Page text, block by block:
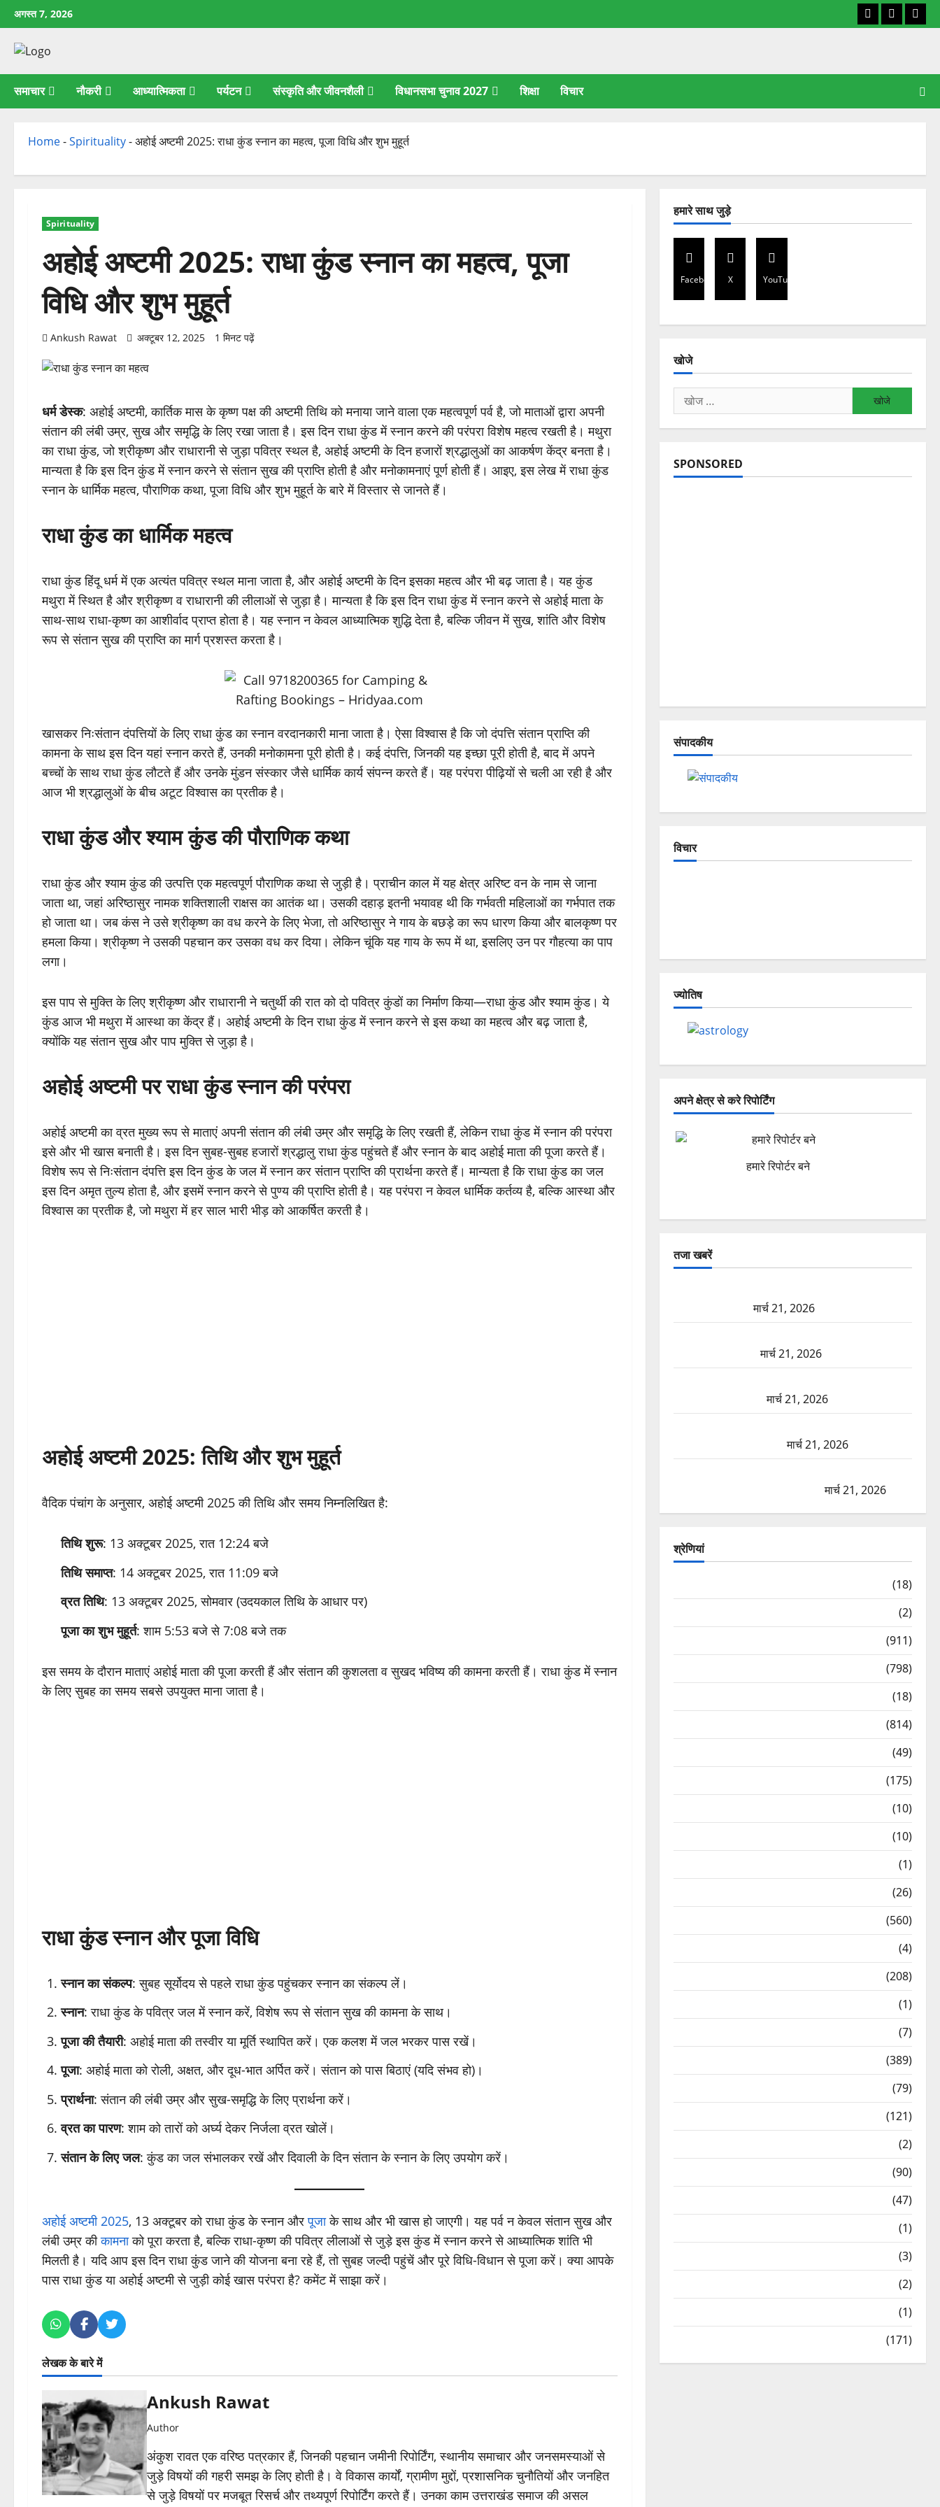
छोड़कर
सामग्री
अगस्त 7, 2026 Facebook
X
समाचार नौकरी आध्यात्मिकता पर्यटन संस्कृति और जीवनशैली विधानसभा चुनाव 2027 शिक्षा विचार
Home-Spirituality-अहोई अष्टमी 2025: राधा कुंड स्नान का महत्व, पूजा विधि और शुभ मुहूर्त
Spirituality
अहोई अष्टमी 2025: राधा कुंड स्नान का महत्व, पूजा
विधि और शुभ मुहूर्त
Ankush Rawat अक्टूबर 12, 2025 1 मिनट पढ़ें
धर्म डेस्क: अहोई अष्टमी, कार्तिक मास के कृष्ण पक्ष की अष्टमी तिथि को मनाया जाने वाला एक महत्वपूर्ण पर्व है, जो माताओं द्वारा अपनी
संतान की लंबी उम्र, सुख और समृद्धि के लिए रखा जाता है। इस दिन राधा कुंड में स्नान करने की परंपरा विशेष महत्व रखती है। मथुरा
का राधा कुंड, जो श्रीकृष्ण और राधारानी से जुड़ा पवित्र स्थल है, अहोई अष्टमी के दिन हजारों श्रद्धालुओं का आकर्षण केंद्र बनता है।
मान्यता है कि इस दिन कुंड में स्नान करने से संतान सुख की प्राप्ति होती है और मनोकामनाएं पूर्ण होती हैं। आइए, इस लेख में राधा कुंड
स्नान के धार्मिक महत्व, पौराणिक कथा, पूजा विधि और शुभ मुहूर्त के बारे में विस्तार से जानते हैं।
राधा कुंड का धार्मिक महत्व
राधा कुंड हिंदू धर्म में एक अत्यंत पवित्र स्थल माना जाता है, और अहोई अष्टमी के दिन इसका महत्व और भी बढ़ जाता है। यह कुंड
मथुरा में स्थित है और श्रीकृष्ण व राधारानी की लीलाओं से जुड़ा है। मान्यता है कि इस दिन राधा कुंड में स्नान करने से अहोई माता के
साथ-साथ राधा-कृष्ण का आशीर्वाद प्राप्त होता है। यह स्नान न केवल आध्यात्मिक शुद्धि देता है, बल्कि जीवन में सुख, शांति और विशेष
रूप से संतान सुख की प्राप्ति का मार्ग प्रशस्त करता है।
खासकर निःसंतान दंपत्तियों के लिए राधा कुंड का स्नान वरदानकारी माना जाता है। ऐसा विश्वास है कि जो दंपत्ति संतान प्राप्ति की
कामना के साथ इस दिन यहां स्नान करते हैं, उनकी मनोकामना पूरी होती है। कई दंपत्ति, जिनकी यह इच्छा पूरी होती है, बाद में अपने
बच्चों के साथ राधा कुंड लौटते हैं और उनके मुंडन संस्कार जैसे धार्मिक कार्य संपन्न करते हैं। यह परंपरा पीढ़ियों से चली आ रही है और
आज भी श्रद्धालुओं के बीच अटूट विश्वास का प्रतीक है।
राधा कुंड और श्याम कुंड की पौराणिक कथा
राधा कुंड और श्याम कुंड की उत्पत्ति एक महत्वपूर्ण पौराणिक कथा से जुड़ी है। प्राचीन काल में यह क्षेत्र अरिष्ट वन के नाम से जाना
जाता था, जहां अरिष्ठासुर नामक शक्तिशाली राक्षस का आतंक था। उसकी दहाड़ इतनी भयावह थी कि गर्भवती महिलाओं का गर्भपात तक
हो जाता था। जब कंस ने उसे श्रीकृष्ण का वध करने के लिए भेजा, तो अरिष्ठासुर ने गाय के बछड़े का रूप धारण किया और बालकृष्ण पर
हमला किया। श्रीकृष्ण ने उसकी पहचान कर उसका वध कर दिया। लेकिन चूंकि यह गाय के रूप में था, इसलिए उन पर गौहत्या का पाप
लगा।
इस पाप से मुक्ति के लिए श्रीकृष्ण और राधारानी ने चतुर्थी की रात को दो पवित्र कुंडों का निर्माण किया—राधा कुंड और श्याम कुंड। ये
कुंड आज भी मथुरा में आस्था का केंद्र हैं। अहोई अष्टमी के दिन राधा कुंड में स्नान करने से इस कथा का महत्व और बढ़ जाता है,
क्योंकि यह संतान सुख और पाप मुक्ति से जुड़ा है।
अहोई अष्टमी पर राधा कुंड स्नान की परंपरा
अहोई अष्टमी का व्रत मुख्य रूप से माताएं अपनी संतान की लंबी उम्र और समृद्धि के लिए रखती हैं, लेकिन राधा कुंड में स्नान की परंपरा
इसे और भी खास बनाती है। इस दिन सुबह-सुबह हजारों श्रद्धालु राधा कुंड पहुंचते हैं और स्नान के बाद अहोई माता की पूजा करते हैं।
विशेष रूप से निःसंतान दंपत्ति इस दिन कुंड के जल में स्नान कर संतान प्राप्ति की प्रार्थना करते हैं। मान्यता है कि राधा कुंड का जल
इस दिन अमृत तुल्य होता है, और इसमें स्नान करने से पुण्य की प्राप्ति होती है। यह परंपरा न केवल धार्मिक कर्तव्य है, बल्कि आस्था और
विश्वास का प्रतीक है, जो मथुरा में हर साल भारी भीड़ को आकर्षित करती है।
अहोई अष्टमी 2025: तिथि और शुभ मुहूर्त
वैदिक पंचांग के अनुसार, अहोई अष्टमी 2025 की तिथि और समय निम्नलिखित है:
तिथि शुरू: 13 अक्टूबर 2025, रात 12:24 बजे
तिथि समाप्त: 14 अक्टूबर 2025, रात 11:09 बजे
व्रत तिथि: 13 अक्टूबर 2025, सोमवार (उदयकाल तिथि के आधार पर)
पूजा का शुभ मुहूर्त: शाम 5:53 बजे से 7:08 बजे तक
इस समय के दौरान माताएं अहोई माता की पूजा करती हैं और संतान की कुशलता व सुखद भविष्य की कामना करती हैं। राधा कुंड में स्नान
के लिए सुबह का समय सबसे उपयुक्त माना जाता है।
राधा कुंड स्नान और पूजा विधि
स्नान का संकल्प: सुबह सूर्योदय से पहले राधा कुंड पहुंचकर स्नान का संकल्प लें।
स्नान: राधा कुंड के पवित्र जल में स्नान करें, विशेष रूप से संतान सुख की कामना के साथ।
पूजा की तैयारी: अहोई माता की तस्वीर या मूर्ति स्थापित करें। एक कलश में जल भरकर पास रखें।
पूजा: अहोई माता को रोली, अक्षत, और दूध-भात अर्पित करें। संतान को पास बिठाएं (यदि संभव हो)।
प्रार्थना: संतान की लंबी उम्र और सुख-समृद्धि के लिए प्रार्थना करें।
व्रत का पारण: शाम को तारों को अर्घ्य देकर निर्जला व्रत खोलें।
संतान के लिए जल: कुंड का जल संभालकर रखें और दिवाली के दिन संतान के स्नान के लिए उपयोग करें।
अहोई अष्टमी 2025, 13 अक्टूबर को राधा कुंड के स्नान औरपूजाके साथ और भी खास हो जाएगी। यह पर्व न केवल संतान सुख और
लंबी उम्र कीकामनाको पूरा करता है, बल्कि राधा-कृष्ण की पवित्र लीलाओं से जुड़े इस कुंड में स्नान करने से आध्यात्मिक शांति भी
मिलती है। यदि आप इस दिन राधा कुंड जाने की योजना बना रहे हैं, तो सुबह जल्दी पहुंचें और पूरे विधि-विधान से पूजा करें। क्या आपके
पास राधा कुंड या अहोई अष्टमी से जुड़ी कोई खास परंपरा है? कमेंट में साझा करें।
लेखक के बारे में
Ankush Rawat
Author
अंकुश रावत एक वरिष्ठ पत्रकार हैं, जिनकी पहचान जमीनी रिपोर्टिंग, स्थानीय समाचार और जनसमस्याओं से
जुड़े विषयों की गहरी समझ के लिए होती है। वे विकास कार्यों, ग्रामीण मुद्दों, प्रशासनिक चुनौतियों और जनहित
से जुड़े विषयों पर मजबूत रिसर्च और तथ्यपूर्ण रिपोर्टिंग करते हैं। उनका काम उत्तराखंड समाज की असल
हमारे साथ जुड़े
Facebook X YouTube
खोजे
निम्न
को
खोजें:
SPONSORED
संपादकीय
विचार
ज्योतिष
अपने क्षेत्र से करे रिपोर्टिंग
हमारे रिपोर्टर बने
तजा खबरें
मार्च 21, 2026
मार्च 21, 2026
मार्च 21, 2026
मार्च 21, 2026
मार्च 21, 2026
श्रेणियां
(18)
(2)
(911)
(798)
(18)
(814)
(49)
(175)
(10)
(10)
(1)
(26)
(560)
(4)
(208)
(1)
(7)
(389)
(79)
(121)
(2)
(90)
(47)
(1)
(3)
(2)
(1)
(171)